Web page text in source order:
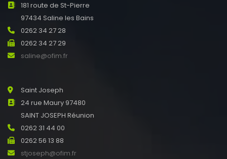
181 route de St-Pierre
97434 Saline les Bains
0262 34 27 28
0262 34 27 29
saline@ofim.fr
Saint Joseph
24 rue Maury 97480
SAINT JOSEPH Réunion
0262 31 44 00
0262 56 13 88
stjoseph@ofim.fr